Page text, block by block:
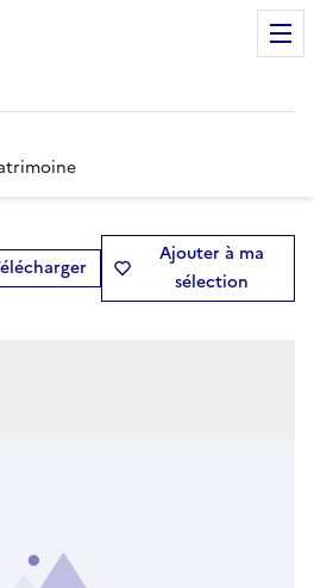
Ajouter à ma
sélection